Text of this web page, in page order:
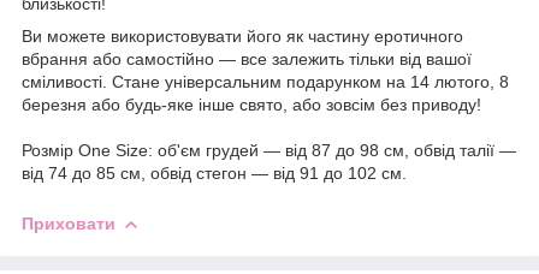
Ви можете використовувати його як частину еротичного
вбрання або самостійно — все залежить тільки від вашої
сміливості. Стане універсальним подарунком на 14 лютого, 8
березня або будь-яке інше свято, або зовсім без приводу!
Розмір One Size: об'єм грудей — від 87 до 98 см, обвід талії —
від 74 до 85 см, обвід стегон — від 91 до 102 см.
Приховати